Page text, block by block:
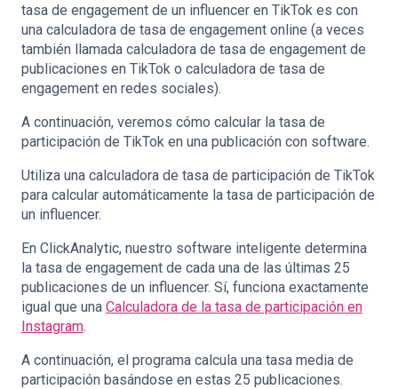
tasa de engagement de un influencer en TikTok es con
una calculadora de tasa de engagement online (a veces
también llamada calculadora de tasa de engagement de
publicaciones en TikTok o calculadora de tasa de
engagement en redes sociales).
A continuación, veremos cómo calcular la tasa de
participación de TikTok en una publicación con software.
Utiliza una calculadora de tasa de participación de TikTok
para calcular automáticamente la tasa de participación de
un influencer.
En ClickAnalytic, nuestro software inteligente determina
la tasa de engagement de cada una de las últimas 25
publicaciones de un influencer. Sí, funciona exactamente
igual que una Calculadora de la tasa de participación en
Instagram.
A continuación, el programa calcula una tasa media de
participación basándose en estas 25 publicaciones.